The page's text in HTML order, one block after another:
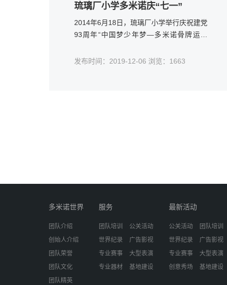
琉璃厂小学多米诺庆“七一”​
2014年6月18日，琉璃厂小学举行庆祝建党
93周年“中国梦少年梦—多米诺骨牌运动
队员和党团员老师的朴素感情。7个小时的
发布时间：2019-12-06 浏览：1663
多米诺世界
团队介绍
创始人介绍
团队荣誉
团队文化
团队精英
服务
公关活动
团队培训
广告影视
世界纪录
大型表演
专业赛事
基地建设
专业器材
最新活动
团队培训
公关活动
广告影视
世界纪录
大型表演
专业赛事
基地建设
创意秀场